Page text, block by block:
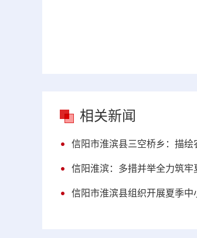
相关新闻
信阳市淮滨县三空桥乡：描绘
信阳淮滨：多措并举全力筑牢
信阳市淮滨县组织开展夏季